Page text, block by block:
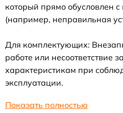
который прямо обусловлен
(например, неправильная
Для комплектующих:
работе или несоответствие
характеристикам при
эксплуатации.
Показать полностью